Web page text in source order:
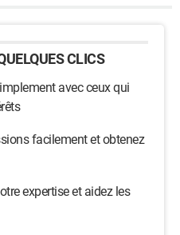
CLICS
avec ceux qui
facilement et obtenez
expertise et aidez les